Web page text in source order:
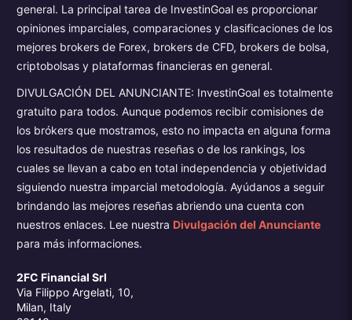
general. La principal tarea de InvestinGoal es proporcionar
opiniones imparciales, comparaciones y clasificaciones de los
mejores brokers de Forex, brokers de CFD, brokers de bolsa,
criptobolsas y plataformas financieras en general.
DIVULGACIÓN DEL ANUNCIANTE: InvestinGoal es totalmente
gratuito para todos. Aunque podemos recibir comisiones de
los brókers que mostramos, esto no impacta en alguna forma
los resultados de nuestras reseñas o de los rankings, los
cuales se llevan a cabo en total independencia y objetividad
siguiendo nuestra imparcial metodología. Ayúdanos a seguir
brindando las mejores reseñas abriendo una cuenta con
nuestros enlaces. Lee nuestraDivulgación del Anunciante
para más informaciones.
2FC Financial Srl
Via Filippo Argelati, 10,
Milan, Italy